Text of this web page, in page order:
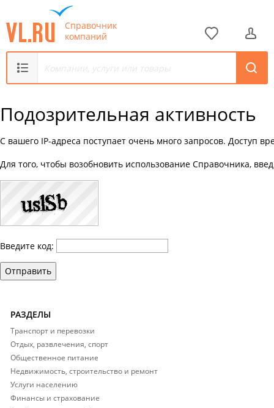
Справочник
компаний
Подозрительная активность
С вашего IP-адреса поступает очень много запросов. Доступ
Для того, чтобы возобновить использование Справочника,
Введите код:
Отправить
РАЗДЕЛЫ
Транспорт и перевозки
Отдых, развлечения, спорт
Общественное питание
Недвижимость, строительство и ремонт
Услуги населению
Финансы и страхование